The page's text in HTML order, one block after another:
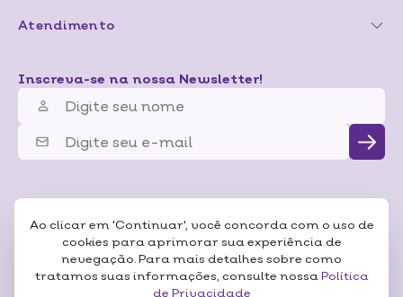
Ao clicar em 'Continuar', você concorda com o uso de
cookies para aprimorar sua experiência de
nevegação. Para mais detalhes sobre como
tratamos suas informações, consulte nossa Política
de Privacidade
Atendimento
Inscreva-se na nossa Newsletter!